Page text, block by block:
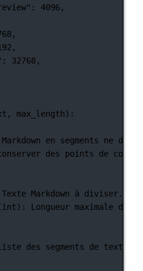
: 4096,
,
,
: 32768,
max_length):
en segments ne
des points de
Markdown à diviser.
Longueur maximale de
des segments de texte